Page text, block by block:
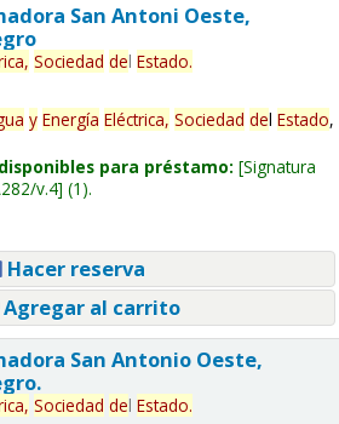
San Antoni Oeste,
Sociedad del Estado.
y Energía Eléctrica, Sociedad del Estado,
para préstamo: Signatura
v.4 (1).
Hacer reserva
Agregar al carrito
San Antonio Oeste,
Sociedad del Estado.